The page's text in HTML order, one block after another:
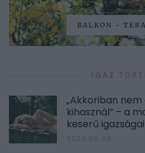
BALKON -
IGAZ
„Akkoriban
kihasznál” – a
keserű igazságai